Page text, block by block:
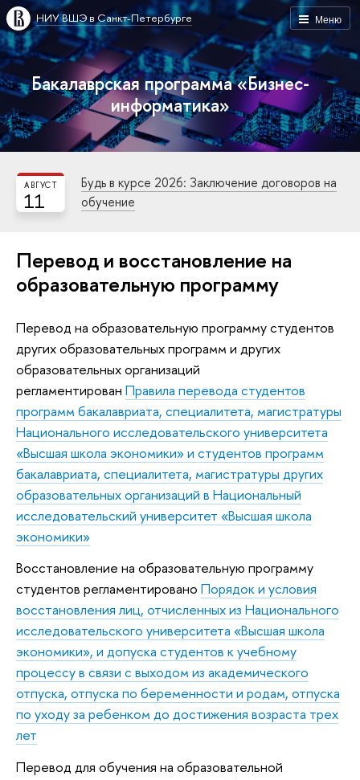
Меню
НИУ ВШЭ в Санкт-Петербурге
Бакалаврская программа «Бизнес-
информатика»
11
АВГУСТ
Будь в курсе 2026: Заключение договоров на
обучение
Перевод и восстановление на
образовательную программу
Перевод на образовательную программу студентов
других образовательных программ и других
образовательных организаций
регламентирован Правила перевода студентов
программ бакалавриата, специалитета, магистратуры
Национального исследовательского университета
«Высшая школа экономики» и студентов программ
бакалавриата, специалитета, магистратуры других
образовательных организаций в Национальный
исследовательский университет «Высшая школа
экономики»
Восстановление на образовательную программу
студентов регламентировано Порядок и условия
восстановления лиц, отчисленных из Национального
исследовательского университета «Высшая школа
экономики», и допуска студентов к учебному
процессу в связи с выходом из академического
отпуска, отпуска по беременности и родам, отпуска
по уходу за ребенком до достижения возраста трех
лет
Перевод для обучения на образовательной